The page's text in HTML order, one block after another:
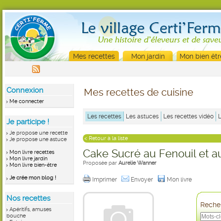
Mes recettes Mon jardin Mon bien
Connexion
Me connecter
Je participe !
Je propose une recette
Je propose une astuce
Mon livre recettes
Mon livre jardin
Mon livre bien-être
Je crée mon blog !
Nos recettes
Apéritifs, amuses
bouche
Mes recettes de cuisine
Les recettes Les astuces Les recettes vidéo
< Retour à la liste
Cake Sucré au Fenouil et
Proposée par Aurelie Wanner
Imprimer Envoyer Mon livre